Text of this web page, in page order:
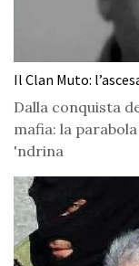
Il Clan Muto:
Dalla conquista
mafia: la
'ndrina